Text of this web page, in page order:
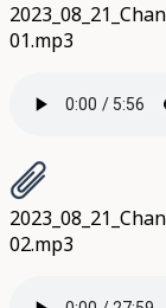
01.mp3
02.mp3